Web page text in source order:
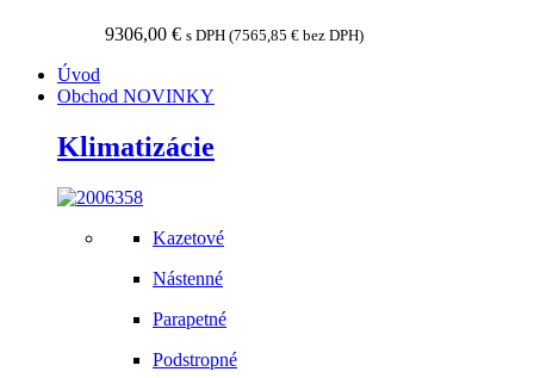
9306,00 € s DPH (7565,85 € bez DPH)
Úvod
Obchod NOVINKY
Klimatizácie
Kazetové
Nástenné
Parapetné
Podstropné